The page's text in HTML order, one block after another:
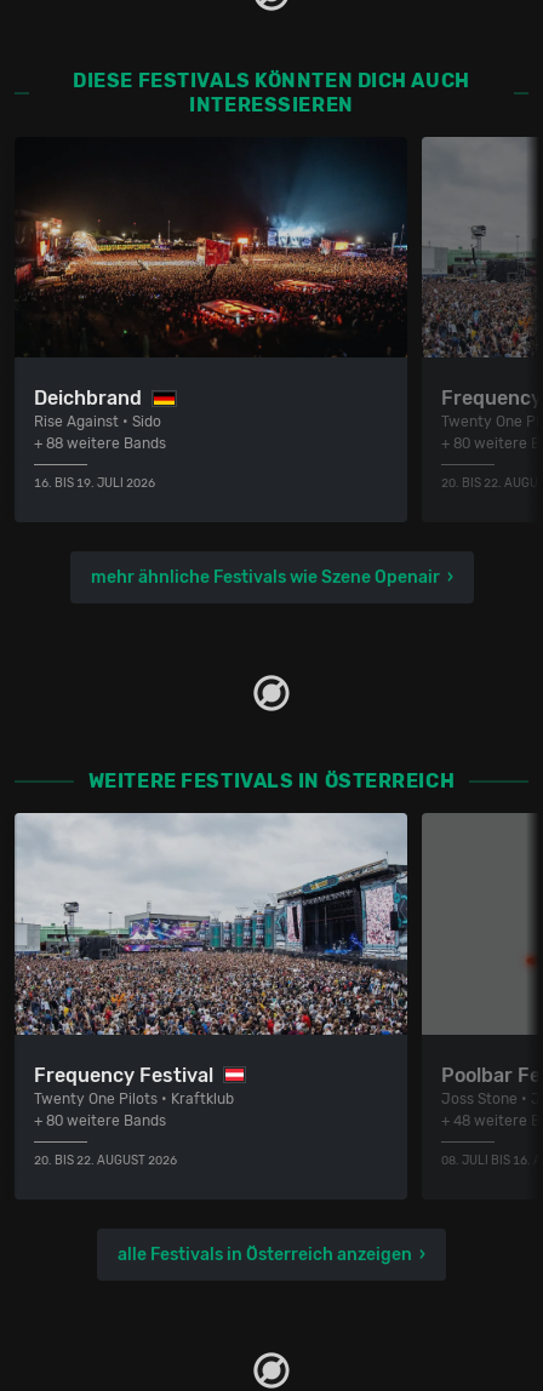
DIESE FESTIVALS KÖNNTEN DICH AUCH
INTERESSIEREN
Deichbrand
Rise Against • Sido
+ 88 weitere Bands
16. BIS 19. JULI 2026
Twenty One
+ 80 weitere
20. BIS 22.
mehr ähnliche Festivals wie Szene Openair
WEITERE FESTIVALS IN ÖSTERREICH
Frequency Festival
Twenty One Pilots • Kraftklub
+ 80 weitere Bands
20. BIS 22. AUGUST 2026
Poolbar
Joss Stone •
+ 48 weitere
08. JULI BIS 16.
alle Festivals in Österreich anzeigen